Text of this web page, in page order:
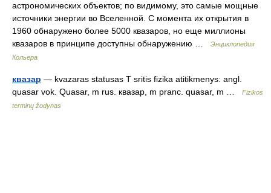
астрономических объектов; по видимому, это самые мощные
источники энергии во Вселенной. С момента их открытия в
1960 обнаружено более 5000 квазаров, но еще миллионы
квазаров в принципе доступны обнаружению …
Энциклопедия
Кольера
квазар — kvazaras statusas T sritis fizika atitikmenys: angl.
quasar vok. Quasar, m rus. квазар, m pranc. quasar, m …
Fizikos
terminų žodynas